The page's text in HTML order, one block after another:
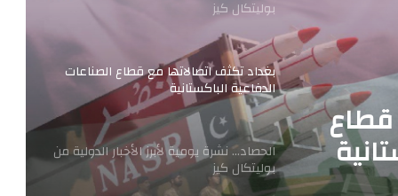
الدفاعية الباكستانية
الحصاد… نشرة يومية لأبرز الأخبار الدولية من
بوليتكال كيز
الحصاد… نشرة يومية لأبرز الأخبار الدولية من
بوليتكال كيز